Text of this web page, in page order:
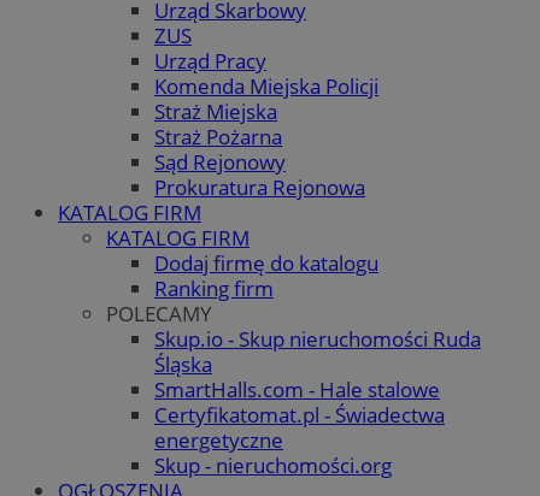
Urząd Skarbowy
ZUS
Urząd Pracy
Komenda Miejska Policji
Straż Miejska
Straż Pożarna
Sąd Rejonowy
Prokuratura Rejonowa
KATALOG FIRM
KATALOG FIRM
Dodaj firmę do katalogu
Ranking firm
POLECAMY
Skup.io - Skup nieruchomości Ruda
Śląska
SmartHalls.com - Hale stalowe
Certyfikatomat.pl - Świadectwa
energetyczne
Skup - nieruchomości.org